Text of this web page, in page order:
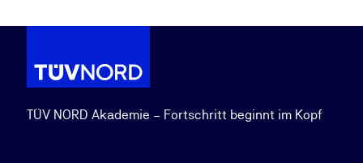
TÜV NORD Akademie – Fortschritt beginnt im Kopf